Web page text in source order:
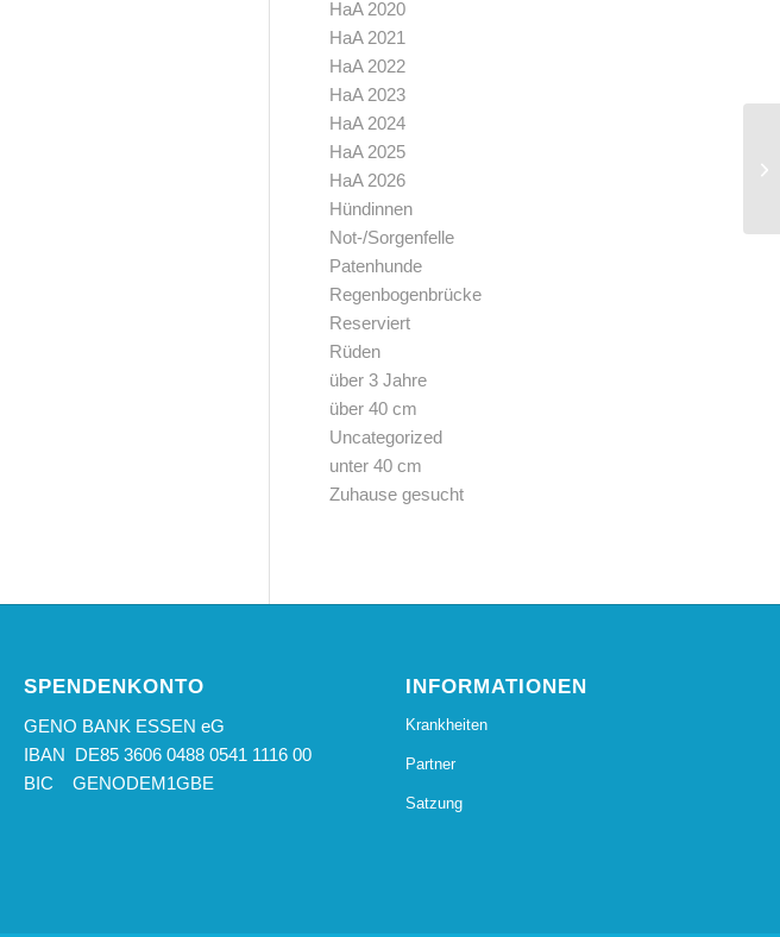
HaA 2020
HaA 2021
HaA 2022
HaA 2023
HaA 2024
HaA 2025
HaA 2026
Hündinnen
Not-/Sorgenfelle
Patenhunde
Regenbogenbrücke
Reserviert
Rüden
über 3 Jahre
über 40 cm
Uncategorized
unter 40 cm
Zuhause gesucht
SPENDENKONTO
GENO BANK ESSEN eG
IBAN DE85 3606 0488 0541 1116 00
BIC GENODEM1GBE
INFORMATIONEN
Krankheiten
Partner
Satzung